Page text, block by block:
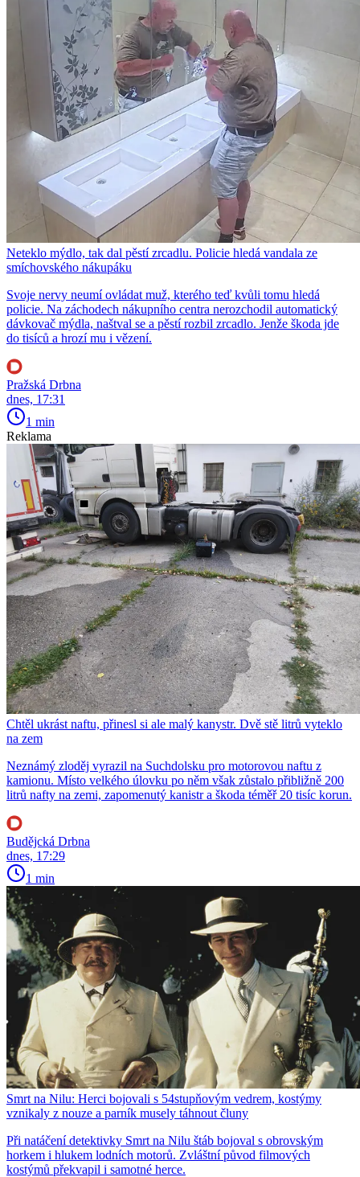
Neteklo mýdlo, tak dal pěstí zrcadlu. Policie hledá vandala ze
smíchovského nákupáku
Svoje nervy neumí ovládat muž, kterého teď kvůli tomu hledá
policie. Na záchodech nákupního centra nerozchodil automatický
dávkovač mýdla, naštval se a pěstí rozbil zrcadlo. Jenže škoda jde
do tisíců a hrozí mu i vězení.
Pražská Drbna
dnes, 17:31
1 min
Reklama
Chtěl ukrást naftu, přinesl si ale malý kanystr. Dvě stě litrů vyteklo
na zem
Neznámý zloděj vyrazil na Suchdolsku pro motorovou naftu z
kamionu. Místo velkého úlovku po něm však zůstalo přibližně 200
litrů nafty na zemi, zapomenutý kanistr a škoda téměř 20 tisíc korun.
Budějcká Drbna
dnes, 17:29
1 min
Smrt na Nilu: Herci bojovali s 54stupňovým vedrem, kostýmy
vznikaly z nouze a parník musely táhnout čluny
Při natáčení detektivky Smrt na Nilu štáb bojoval s obrovským
horkem i hlukem lodních motorů. Zvláštní původ filmových
kostýmů překvapil i samotné herce.